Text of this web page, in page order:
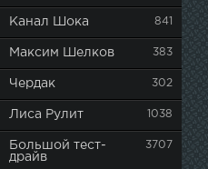
Канал Шока 841
Максим Шелков 383
Чердак 302
Лиса Рулит 1038
Большой тест-
драйв
3707